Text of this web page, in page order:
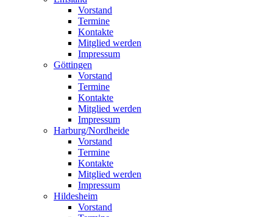
Vorstand
Termine
Kontakte
Mitglied werden
Impressum
Göttingen
Vorstand
Termine
Kontakte
Mitglied werden
Impressum
Harburg/Nordheide
Vorstand
Termine
Kontakte
Mitglied werden
Impressum
Hildesheim
Vorstand